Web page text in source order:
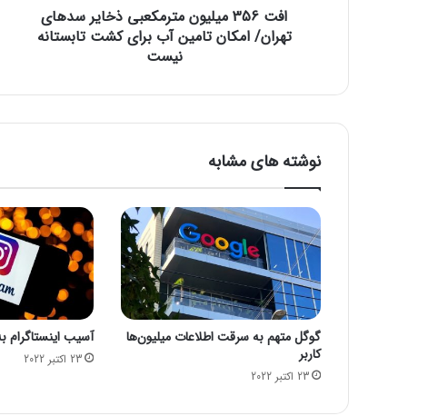
ت
ع
ب
ی
ذ
خ
ی
ر
س
د‌
ه
ا
افت 356 میلیون مترمکعبی ذخایر سد‌های
تهران/ امکان تامین آب برای کشت تابستانه
نیست
نوشته های مشابه
گوگل متهم به سرقت اطلاعات میلیون‌ها
کاربر
23 اکتبر 2022
آسیب اینستاگرام
23 اکتبر 2022